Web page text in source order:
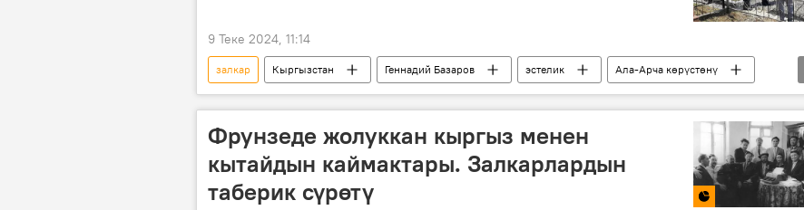
9 Теке 2024, 11:14
залкар Кыргызстан Геннадий Базаров эстелик
Ала-Арча көрүстөнү
Маданият
кино Сүрөт
Фрунзеде жолуккан кыргыз менен
кытайдын каймактары. Залкарлардын
таберик сүрөтү